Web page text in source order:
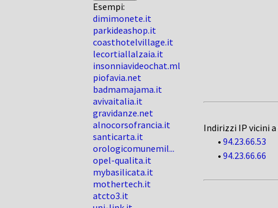
Esempi:
dimimonete.it
parkideashop.it
coasthotelvillage.it
lecortiallalzaia.it
insonniavideochat.ml
piofavia.net
badmamajama.it
avivaitalia.it
gravidanze.net
alnocorsofrancia.it
santicarta.it
orologicomunemil...
opel-qualita.it
mybasilicata.it
mothertech.it
atcto3.it
Indirizzi IP vicini a
• 94.23.66.53
• 94.23.66.66